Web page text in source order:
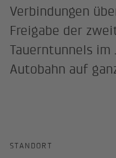
Verbindungen
Freigabe der
Tauerntunnels im
Autobahn auf
STANDORT